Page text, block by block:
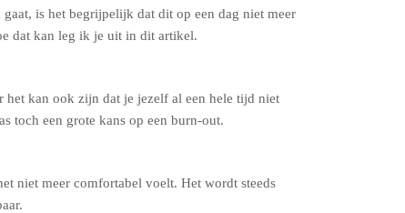
is het begrijpelijk dat dit op een dag niet meer
dat kan leg ik je uit in dit artikel.
kan ook zijn dat je jezelf al een hele tijd niet
toch een grote kans op een burn-out.
niet meer comfortabel voelt. Het wordt steeds